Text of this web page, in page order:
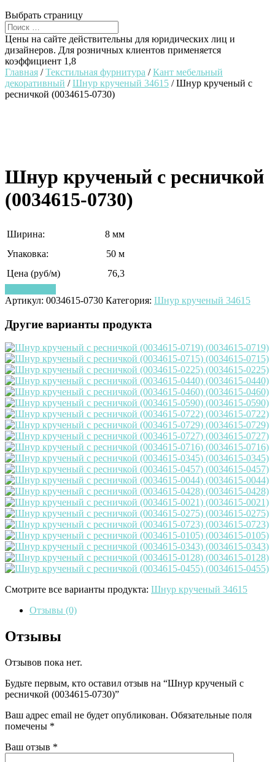
Выбрать страницу
Цены на сайте действительны для юридических лиц и
дизайнеров. Для розничных клиентов применяется
коэффициент 1,8
Главная /Текстильная фурнитура /Кант мебельный
декоративный /Шнур крученый 34615 / Шнур крученый с
ресничкой (0034615-0730)
Шнур крученый с ресничкой
(0034615-0730)
Ширина:
8 мм
Упаковка:
50 м
Цена (руб/м)
76,3
Артикул: 0034615-0730 Категория: Шнур крученый 34615
Другие варианты продукта
Смотрите все варианты продукта: Шнур крученый 34615
Отзывы (0)
Отзывы
Отзывов пока нет.
Будьте первым, кто оставил отзыв на “Шнур крученый с
ресничкой (0034615-0730)”
Ваш адрес email не будет опубликован. Обязательные поля
помечены *
Ваш отзыв *